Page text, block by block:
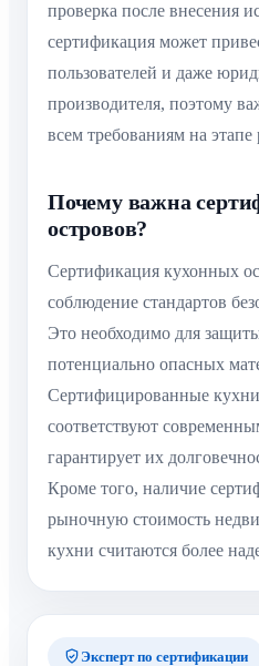
проверка после внесения
сертификация может
пользователей и даже
производителя, поэтому
всем требованиям на этапе
Почему важна
островов?
Сертификация кухонных
соблюдение стандартов
Это необходимо для
потенциально опасных
Сертифицированные
соответствуют
гарантирует их
Кроме того, наличие
рыночную стоимость
кухни считаются более
Эксперт по сертификации